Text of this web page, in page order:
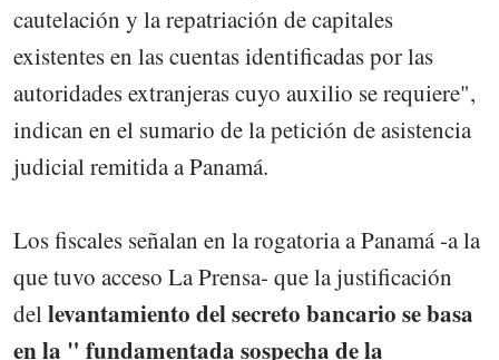
cautelación y la repatriación de capitales
existentes en las cuentas identificadas por las
autoridades extranjeras cuyo auxilio se requiere",
indican en el sumario de la petición de asistencia
judicial remitida a Panamá.
Los fiscales señalan en la rogatoria a Panamá -a la
que tuvo acceso La Prensa- que la justificación
dellevantamiento del secreto bancario se basa
en la " fundamentada sospecha de la